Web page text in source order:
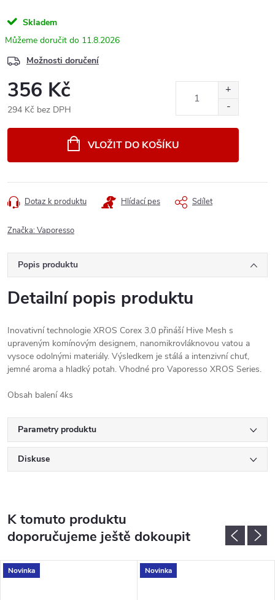
Skladem
11.8.2026
Možnosti doručení
356 Kč
294 Kč bez DPH
VLOŽIT DO KOŠÍKU
Dotaz k produktu Hlídací pes Sdílet
Značka:Vaporesso
Popis produktu
Detailní popis produktu
Inovativní technologie XROS Corex 3.0 přináší Hive Mesh s
upraveným komínovým designem, nanomikrovláknovou vatou a
vysoce odolnými materiály. Výsledkem je stálá a intenzivní chuť,
jemné aroma a hladký potah. Vhodné pro Vaporesso XROS Series.
Obsah balení 4ks
Parametry produktu
Diskuse
K tomuto produktu
doporučujeme ještě dokoupit
Novinka Novinka